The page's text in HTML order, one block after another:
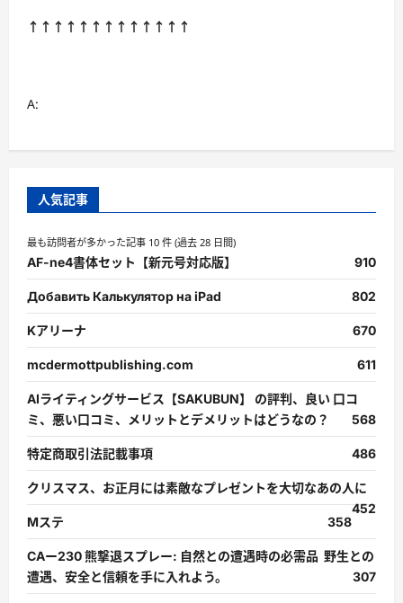
↑↑↑↑↑↑↑↑↑↑↑↑↑
A:
人気記事
最も訪問者が多かった記事 10 件 (過去 28 日間)
AF-ne4書体セット【新元号対応版】 910
Добавить Калькулятор на iPad 802
Kアリーナ 670
mcdermottpublishing.com 611
AIライティングサービス【SAKUBUN】 の評判、良い 口コ
ミ、悪い口コミ、メリットとデメリットはどうなの？
568
特定商取引法記載事項 486
クリスマス、お正月には素敵なプレゼントを大切なあの人に
452
Mステ
358
CAー230 熊撃退スプレー: 自然との遭遇時の必需品 野生との
遭遇、安全と信頼を手に入れよう。
307